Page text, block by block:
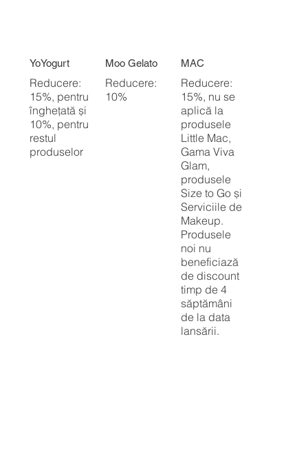
YoYogurt
Reducere:
15%, pentru
înghețată și
10%, pentru
restul
produselor
Moo Gelato
Reducere:
10%
MAC
Reducere:
15%, nu se
aplică la
produsele
Little Mac,
Gama Viva
Glam,
produsele
Size to Go și
Serviciile de
Makeup.
Produsele
noi nu
beneficiază
de discount
timp de 4
săptămâni
de la data
lansării.